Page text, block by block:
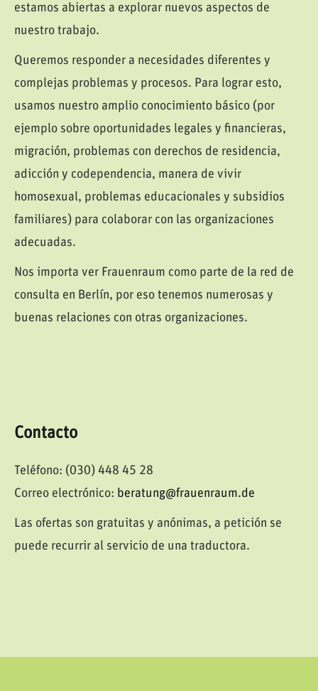
estamos abiertas a explorar nuevos aspectos de
nuestro trabajo.
Queremos responder a necesidades diferentes y
complejas problemas y procesos. Para lograr esto,
usamos nuestro amplio conocimiento básico (por
ejemplo sobre oportunidades legales y financieras,
migración, problemas con derechos de residencia,
adicción y codependencia, manera de vivir
homosexual, problemas educacionales y subsidios
familiares) para colaborar con las organizaciones
adecuadas.
Nos importa ver Frauenraum como parte de la red de
consulta en Berlín, por eso tenemos numerosas y
buenas relaciones con otras organizaciones.
Contacto
Teléfono: (030) 448 45 28
Correo electrónico: beratung@frauenraum.de
Las ofertas son gratuitas y anónimas, a petición se
puede recurrir al servicio de una traductora.